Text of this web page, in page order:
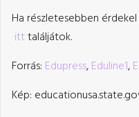
Ha részletesebben
itttaláljátok.
Forrás: Edupress,Eduline1,
Kép: